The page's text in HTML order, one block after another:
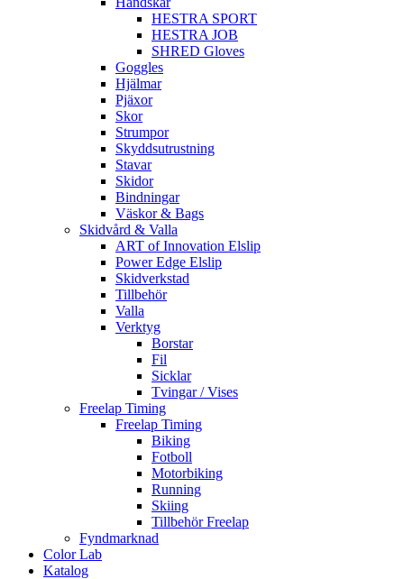
HESTRA SPORT
HESTRA JOB
SHRED Gloves
Goggles
Hjälmar
Pjäxor
Skor
Strumpor
Skyddsutrustning
Stavar
Skidor
Bindningar
Väskor & Bags
Skidvård & Valla
ART of Innovation Elslip
Power Edge Elslip
Skidverkstad
Tillbehör
Valla
Verktyg
Borstar
Fil
Sicklar
Tvingar / Vises
Freelap Timing
Freelap Timing
Biking
Fotboll
Motorbiking
Running
Skiing
Tillbehör Freelap
Fyndmarknad
Color Lab
Katalog